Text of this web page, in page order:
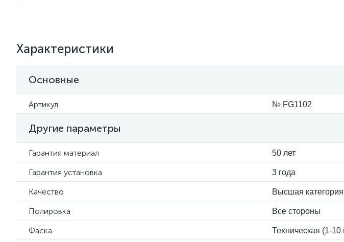
Характеристики
Основные
Артикул № FG1102
Другие параметры
Гарантия материал 50 лет
Гарантия установка 3 года
Качество Высшая категория
Полировка Все стороны
Фаска Техническая (1-